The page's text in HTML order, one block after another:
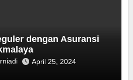
dengan Asuransi
April 25, 2024